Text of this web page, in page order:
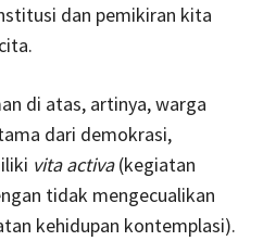
dan pemikiran kita
di atas, artinya, warga
dari demokrasi,
vita activa(kegiatan
tidak mengecualikan
kehidupan kontemplasi).